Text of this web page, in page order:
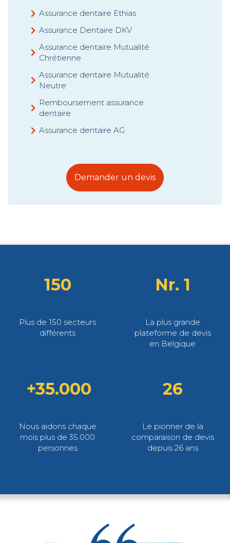
Assurance dentaire Ethias
Assurance Dentaire DKV
Assurance dentaire Mutualité
Chrétienne
Assurance dentaire Mutualité
Neutre
Remboursement assurance
dentaire
Assurance dentaire AG
Demander un devis
150
Plus de 150 secteurs
différents
Nr. 1
La plus grande
plateforme de devis
en Belgique
+35.000
Nous aidons chaque
mois plus de 35.000
personnes
26
Le pionner de la
comparaison de devis
depuis 26 ans